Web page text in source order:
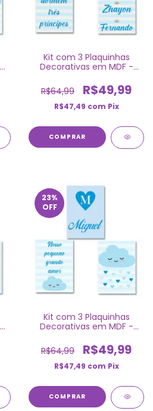
Kit com 3 Plaquinhas
Decorativas em MDF -
R$64,99
R$49,99
R$47,49 com Pix
COMPRAR
23%
OFF
Kit com 3 Plaquinhas
Decorativas em MDF -
R$64,99
R$49,99
R$47,49 com Pix
COMPRAR